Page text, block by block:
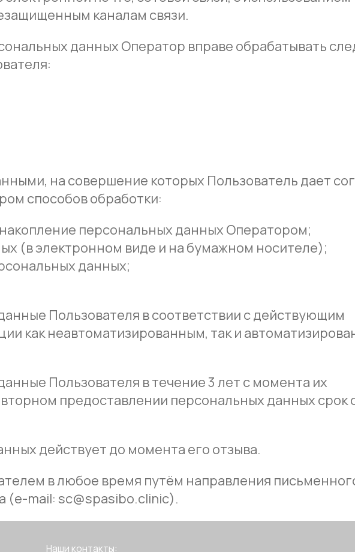
каналам связи.
данных Оператор вправе обрабатывать
на совершение которых Пользователь дает
способов обработки:
персональных данных Оператором;
(в электронном виде и на бумажном носителе);
данных;
Пользователя в соответствии с действующим
как неавтоматизированным, так и
Пользователя в течение 3 лет с момента их
предоставлении персональных данных срок
действует до момента его отзыва.
в любое время путём направления
(e-mail: sc@spasibo.clinic).
Наши контакты: